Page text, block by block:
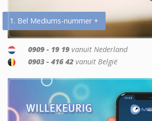
1. Bel Mediums-nummer +
0909 - 19 19 vanuit Nederland
0903 - 416 42 vanuit België